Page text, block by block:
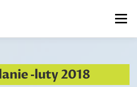
Menu
‑luty 2018